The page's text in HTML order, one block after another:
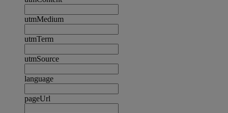
utmMedium
utmTerm
utmSource
language
pageUrl